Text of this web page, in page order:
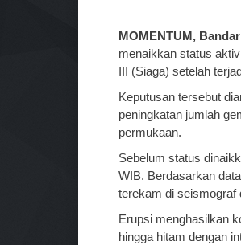
MOMENTUM,
menaikkan status
III (Siaga) setelah
Keputusan tersebut
peningkatan jumlah
permukaan.
Sebelum status
WIB. Berdasarkan
terekam di seismograf
Erupsi menghasilkan
hingga hitam dengan